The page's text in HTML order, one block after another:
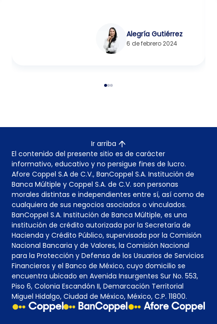
Alegría Gutiérrez
6 de febrero 2024
Ir arriba
El contenido del presente sitio es de carácter
informativo, educativo y no persigue fines de lucro.
Afore Coppel S.A de C.V., BanCoppel S.A. Institución de
Banca Múltiple y Coppel S.A. de C.V. son personas
morales distintas e independientes entre sí, así como de
cualquiera de sus negocios asociados o vinculados.
BanCoppel S.A. Institución de Banca Múltiple, es una
institución de crédito autorizada por la Secretaría de
Hacienda y Crédito Público, supervisada por la Comisión
Nacional Bancaria y de Valores, la Comisión Nacional
para la Protección y Defensa de los Usuarios de Servicios
Financieros y el Banco de México, cuyo domicilio se
encuentra ubicado en Avenida Insurgentes Sur No. 553,
Piso 6, Colonia Escandón II, Demarcación Territorial
Miguel Hidalgo, Ciudad de México, México, C.P. 11800.